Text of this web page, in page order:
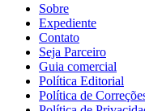
Sobre
Expediente
Contato
Seja Parceiro
Guia comercial
Política Editorial
Política de